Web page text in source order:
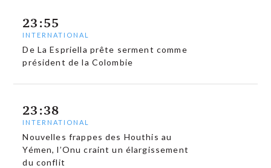
23:55
INTERNATIONAL
De La Espriella prête serment comme
président de la Colombie
23:38
INTERNATIONAL
Nouvelles frappes des Houthis au
Yémen, l’Onu craint un élargissement
du conflit